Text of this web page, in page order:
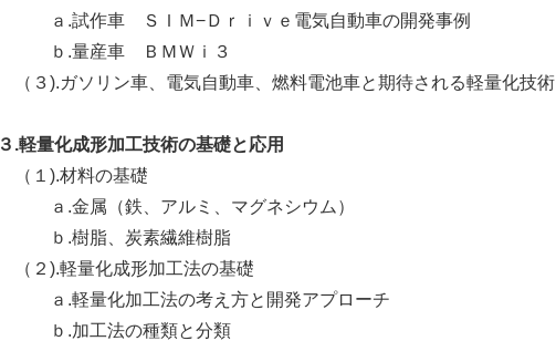
ａ.試作車 ＳＩＭ−Ｄｒｉｖｅ電気自動車の開発事例
ｂ.量産車 ＢＭＷｉ３
（３).ガソリン車、電気自動車、燃料電池車と期待される軽量化技術
３.軽量化成形加工技術の基礎と応用
（１).材料の基礎
ａ.金属（鉄、アルミ、マグネシウム）
ｂ.樹脂、炭素繊維樹脂
（２).軽量化成形加工法の基礎
ａ.軽量化加工法の考え方と開発アプローチ
ｂ.加工法の種類と分類